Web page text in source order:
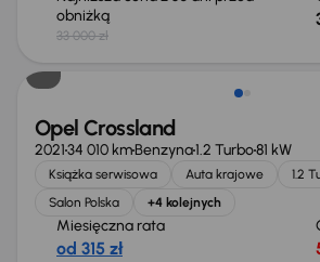
obniżką
33 000 zł
Opel Crossland
202134 010 kmBenzyna1.2 Turbo81 kW
Książka serwisowa Auta krajowe
1.2
Salon Polska
+4 kolejnych
Miesięczna rata
od 315 zł